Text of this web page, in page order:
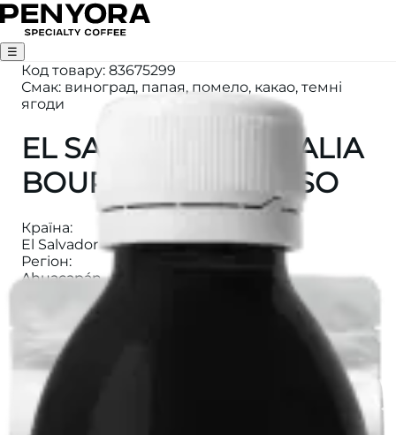
☰
Код товару: 83675299
Смак: виноград, папая, помело, какао, темні
ягоди
EL SALVADOR LA DALIA
BOURBON ESPRESSO
Країна:
El Salvador
Регіон:
Ahuacapán
Висота:
1600m
Категорія
ЕСПРЕСО
Ферма
La Dalia
Обробка